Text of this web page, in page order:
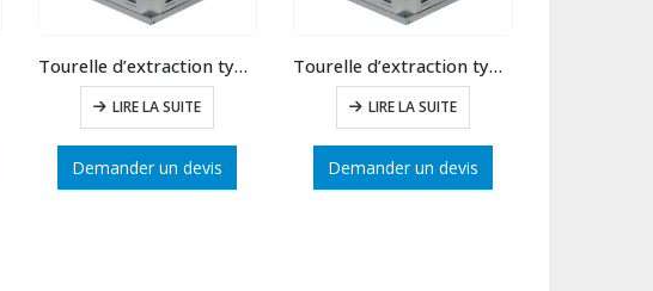
Tourelle d’extraction type 40 débit max : 3750 m3/h
LIRE LA SUITE
Demander un devis
Tourelle d’extraction type 36 débit max : 2700 m3/h
LIRE LA SUITE
Demander un devis